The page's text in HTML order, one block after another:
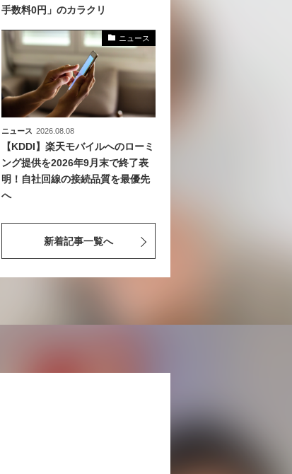
手数料0円」のカラクリ
ニュース
ニュース 2026.08.08
【KDDI】楽天モバイルへのローミ
ング提供を2026年9月末で終了表
明！自社回線の接続品質を最優先
へ
新着記事一覧へ